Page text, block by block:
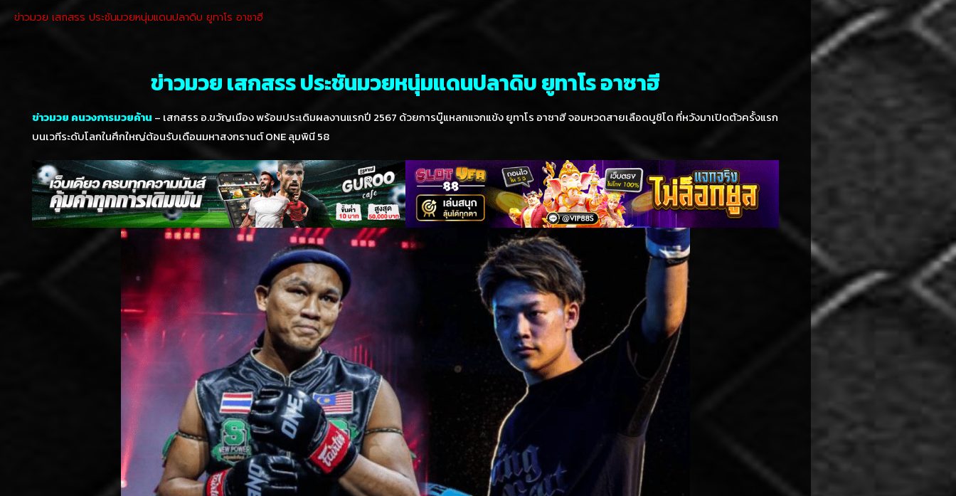
ข่าวมวย เสกสรร ประชันมวยหนุ่มแดนปลาดิบ ยูทาโร อาซาฮี
ข่าวมวย เสกสรร ประชันมวยหนุ่มแดนปลาดิบ ยูทาโร อาซาฮี
ข่าวมวย คนวงการมวยค้าน – เสกสรร อ.ขวัญเมือง พร้อมประเดิมผลงานแรกปี 2567 ด้วยการบู๊แหลกแจกแข้ง ยูทาโร อาซาฮี จอมหวดสายเลือดบูชิโด ที่หวังมาเปิดตัวครั้งแรก
บนเวทีระดับโลกในศึกใหญ่ต้อนรับเดือนมหาสงกรานต์ ONE ลุมพินี 58